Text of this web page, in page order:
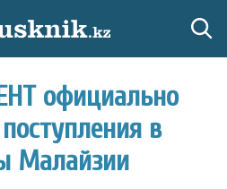
официально
в
Малайзии